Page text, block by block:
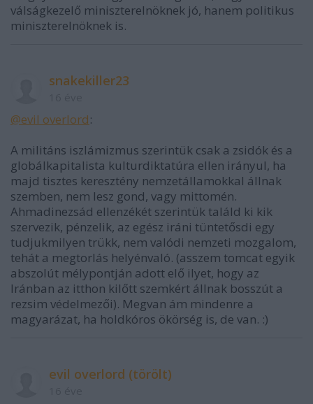
válságkezelő miniszterelnöknek jó, hanem politikus
miniszterelnöknek is.
snakekiller23
@evil overlord:
A militáns iszlámizmus szerintük csak a zsidók és a
globálkapitalista kulturdiktatúra ellen irányul, ha
majd tisztes keresztény nemzetállamokkal állnak
szemben, nem lesz gond, vagy mittomén.
Ahmadinezsád ellenzékét szerintük találd ki kik
szervezik, pénzelik, az egész iráni tüntetősdi egy
tudjukmilyen trükk, nem valódi nemzeti mozgalom,
tehát a megtorlás helyénvaló. (asszem tomcat egyik
abszolút mélypontján adott elő ilyet, hogy az
Iránban az itthon kilőtt szemkért állnak bosszút a
rezsim védelmezői). Megvan ám mindenre a
magyarázat, ha holdkóros ökörség is, de van. :)
evil overlord (törölt)